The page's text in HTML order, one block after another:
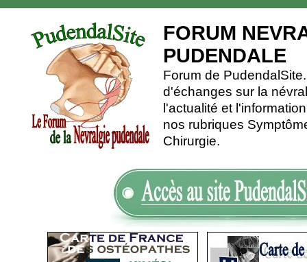
FORUM
PUDENDALE
Forum de
d'échanges sur la
l'actualité et
nos rubriques
Chirurgie.